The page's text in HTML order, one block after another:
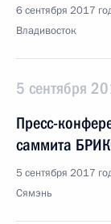
6 сентября 2017
Владивосток
5 сентября
Пресс-
саммита
5 сентября 2017
Сямэнь